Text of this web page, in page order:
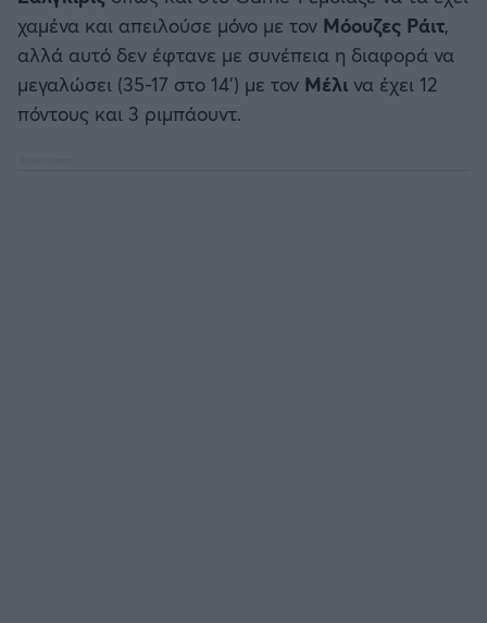
χαμένα και απειλούσε μόνο με τον Μόουζες Ράιτ,
αλλά αυτό δεν έφτανε με συνέπεια η διαφορά να
μεγαλώσει (35-17 στο 14’) με τον Μέλι να έχει 12
πόντους και 3 ριμπάουντ.